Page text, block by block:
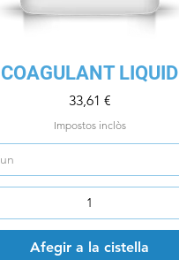
Visualització ràpida
COAGULANT LIQUID
Preu
33,61 €
Impostos inclòs
Afegir a la cistella